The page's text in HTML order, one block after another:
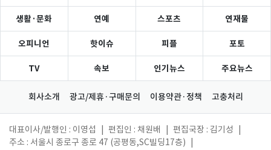
생활·문화 연예 스포츠 연재물
오피니언 핫이슈 피플 포토
TV 속보 인기뉴스 주요뉴스
회사소개 광고/제휴·구매문의 이용약관·정책 고충처리
대표이사/발행인 : 이영섭 편집인 : 채원배 편집국장 : 김기성
주소 : 서울시 종로구 종로 47 (공평동,SC빌딩17층)